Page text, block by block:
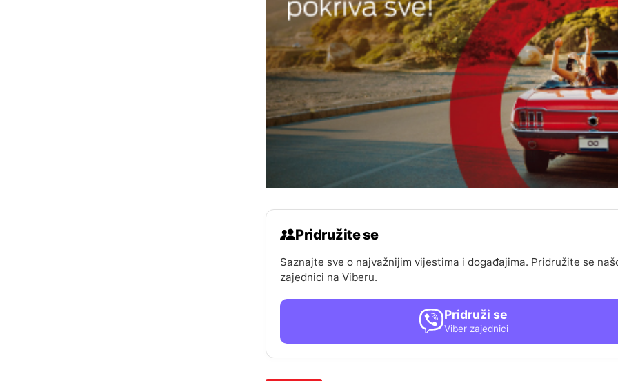
Pridružite se
Saznajte sve o najvažnijim vijestima i događajima. Pridružite se
zajednici na Viberu.
Pridruži se
Viber zajednici